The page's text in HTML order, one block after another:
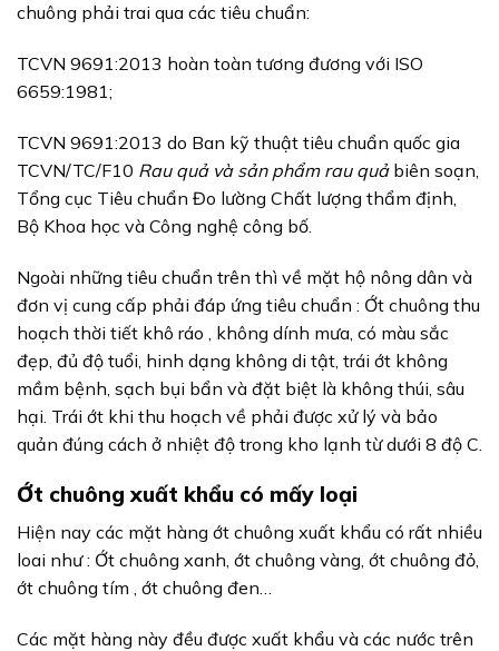
chuông phải trai qua các tiêu chuẩn:
TCVN 9691:2013 hoàn toàn tương đương với ISO
6659:1981;
TCVN 9691:2013 do Ban kỹ thuật tiêu chuẩn quốc gia
TCVN/TC/F10 Rau quả và sản phẩm rau quả biên soạn,
Tổng cục Tiêu chuẩn Đo lường Chất lượng thẩm định,
Bộ Khoa học và Công nghệ công bố.
Ngoài những tiêu chuẩn trên thì về mặt hộ nông dân và
đơn vị cung cấp phải đáp ứng tiêu chuẩn : Ớt chuông thu
hoạch thời tiết khô ráo , không dính mưa, có màu sắc
đẹp, đủ độ tuổi, hinh dạng không di tật, trái ớt không
mầm bệnh, sạch bụi bẩn và đặt biệt là không thúi, sâu
hại. Trái ớt khi thu hoạch về phải được xử lý và bảo
quản đúng cách ở nhiệt độ trong kho lạnh từ dưới 8 độ C.
Ớt chuông xuất khẩu có mấy loại
Hiện nay các mặt hàng ớt chuông xuất khẩu có rất nhiều
loai như : Ớt chuông xanh, ớt chuông vàng, ớt chuông đỏ,
ớt chuông tím , ớt chuông đen…
Các mặt hàng này đều được xuất khẩu và các nước trên